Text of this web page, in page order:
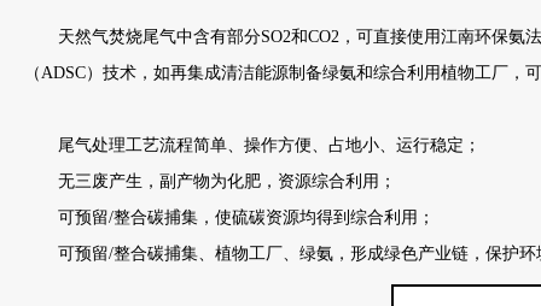
天然气焚烧尾气中含有部分SO2和CO2，可直接使用江南环保氨
（ADSC）技术，如再集成清洁能源制备绿氨和综合利用植物工厂，
尾气处理工艺流程简单、操作方便、占地小、运行稳定；
无三废产生，副产物为化肥，资源综合利用；
可预留/整合碳捕集，使硫碳资源均得到综合利用；
可预留/整合碳捕集、植物工厂、绿氨，形成绿色产业链，保护环